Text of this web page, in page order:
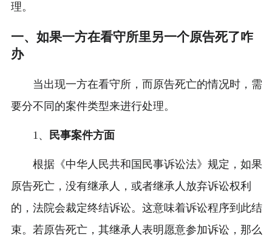
理。
一、如果一方在看守所里另一个原告死了咋
办
当出现一方在看守所，而原告死亡的情况时，需
要分不同的案件类型来进行处理。
1、 民事案件方面
根据《中华人民共和国民事诉讼法》规定，如果
原告死亡，没有继承人，或者继承人放弃诉讼权利
的，法院会裁定终结诉讼。这意味着诉讼程序到此结
束。若原告死亡，其继承人表明愿意参加诉讼，那么